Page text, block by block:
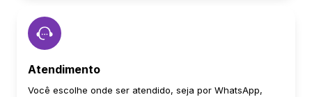
Atendimento
Você escolhe onde ser atendido, seja por WhatsApp,